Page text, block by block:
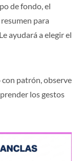
de fondo, el
para
ayudará a elegir el
con patrón, observe
los gestos